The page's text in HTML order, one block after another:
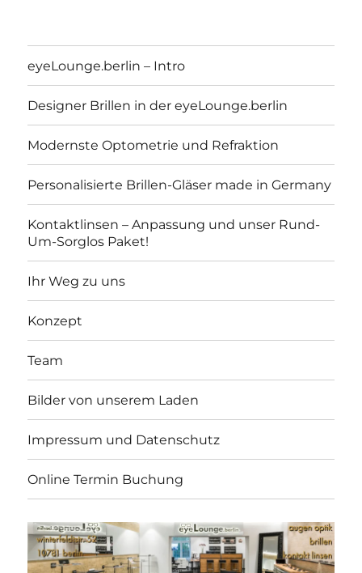
eyeLounge.berlin
eyeLounge.berlin – Intro
Designer Brillen in der eyeLounge.berlin
Modernste Optometrie und Refraktion
Personalisierte Brillen-Gläser made in Germany
Kontaktlinsen – Anpassung und unser Rund-
Um-Sorglos Paket!
Ihr Weg zu uns
Konzept
Team
Bilder von unserem Laden
Impressum und Datenschutz
Online Termin Buchung